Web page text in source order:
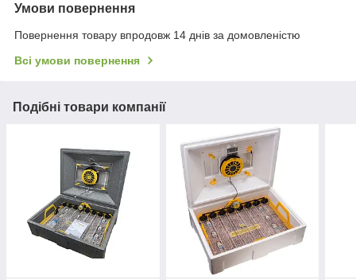
Умови повернення
Повернення товару впродовж 14 днів за домовленістю
Всі умови повернення
Подібні товари компанії